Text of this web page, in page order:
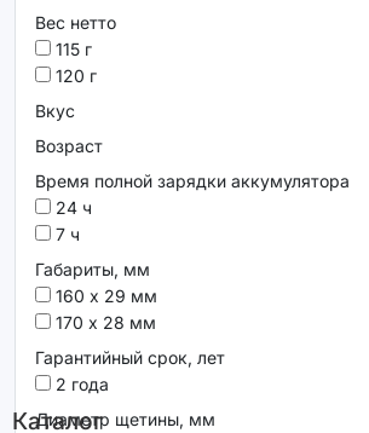
Каталог
Вес нетто
115 г
120 г
Вкус
Возраст
Время полной зарядки аккумулятора
24 ч
7 ч
Габариты, мм
160 х 29 мм
170 х 28 мм
Гарантийный срок, лет
2 года
Диаметр щетины, мм